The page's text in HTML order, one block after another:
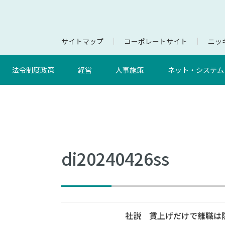
サイトマップ コーポレートサイト ニッ
法令制度政策 経営 人事施策 ネット・システム
di20240426ss
社説 賃上げだけで離職は